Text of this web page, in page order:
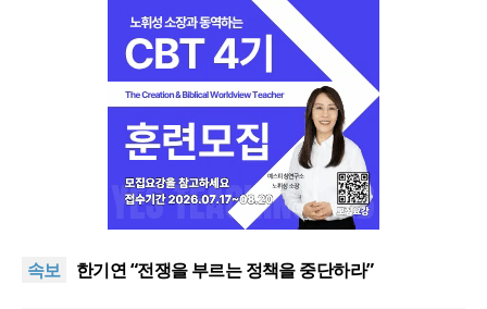
속보
“한국 복음의 시작에는 미국보다 먼저 일본이 있었습
주길”
한기연 “전쟁을 부르는 정책을 중단하라”